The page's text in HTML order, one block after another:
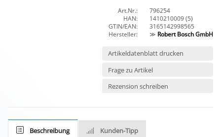
Art.Nr.:
796254
HAN:
1410210009 (5)
GTIN/EAN:
3165142998565
Hersteller:
≫ Robert Bosch GmbH
Artikeldatenblatt drucken
Frage zu Artikel
Rezension schreiben
Beschreibung Kunden-Tipp